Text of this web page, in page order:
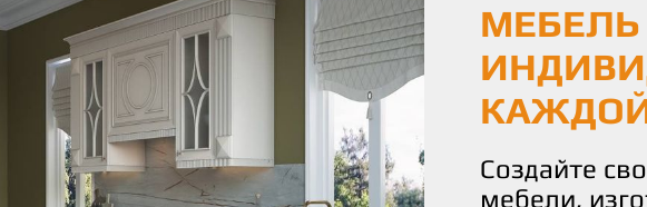
МЕБЕЛЬ
Создайте
мебели,
О
Мы бережно
используя
материалы
МЕБЕЛЬ
С нами вы
истинное